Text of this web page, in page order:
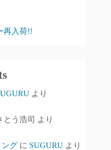
再入荷!!
より
とう浩司 より
グ に SUGURU より